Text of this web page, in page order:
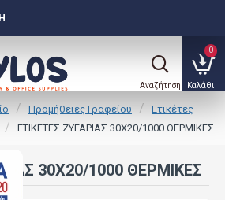
0
Προμήθειες Γραφείου
Ετικέτες
ΕΤΙΚΕΤΕΣ ΖΥΓΑΡΙΑΣ 30Χ20/1000 ΘΕΡΜΙΚΕΣ
30Χ20/1000 ΘΕΡΜΙΚΕΣ